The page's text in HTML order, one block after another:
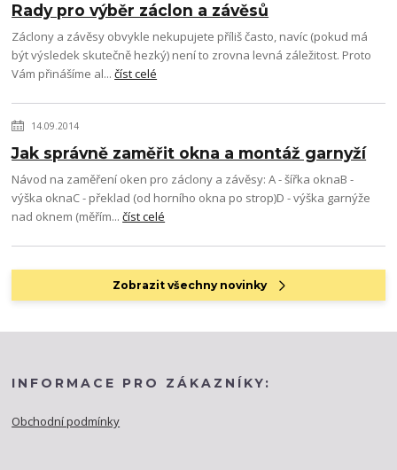
Rady pro výběr záclon a závěsů
Záclony a závěsy obvykle nekupujete příliš často, navíc (pokud má
být výsledek skutečně hezký) není to zrovna levná záležitost. Proto
Vám přinášíme al...číst celé
14.09.2014
Jak správně zaměřit okna a montáž garnyží
Návod na zaměření oken pro záclony a závěsy: A - šířka oknaB -
výška oknaC - překlad (od horního okna po strop)D - výška garnýže
nad oknem (měřím...číst celé
Zobrazit všechny novinky
INFORMACE PRO ZÁKAZNÍKY:
Obchodní podmínky